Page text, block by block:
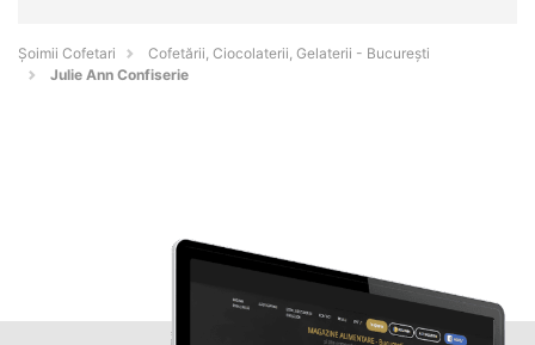
Șoimii Cofetari
Cofetării, Ciocolaterii, Gelaterii - Bucureşti
Julie Ann Confiserie